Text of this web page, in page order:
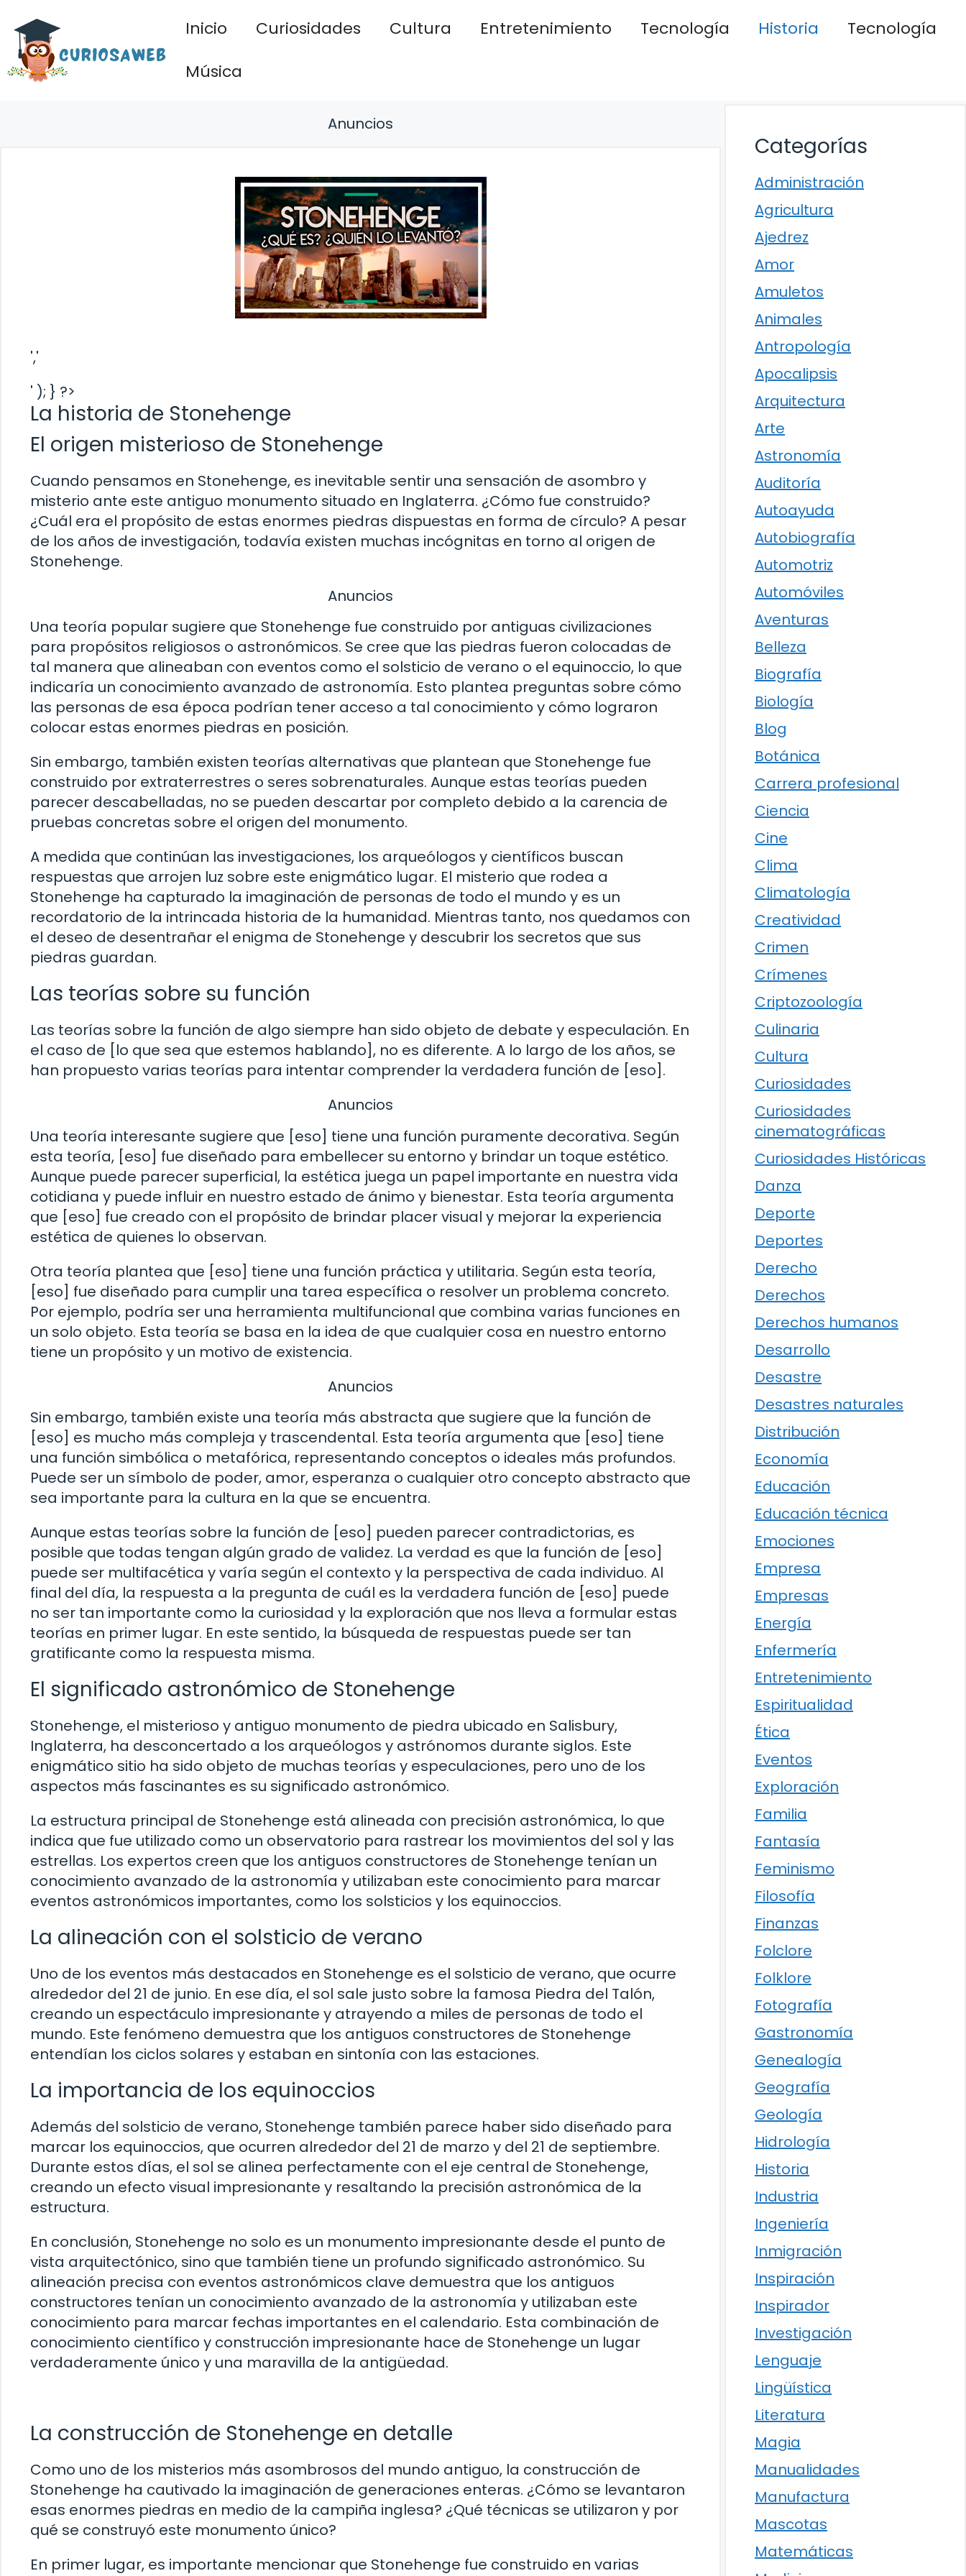
contenido
Inicio Curiosidades Cultura Entretenimiento Tecnología Historia
Tecnología
Música
Anuncios
','
' ); } ?>
La historia de Stonehenge
El origen misterioso de Stonehenge
Cuando pensamos en Stonehenge, es inevitable sentir una sensación de asombro y
misterio ante este antiguo monumento situado en Inglaterra. ¿Cómo fue construido?
¿Cuál era el propósito de estas enormes piedras dispuestas en forma de círculo? A pesar
de los años de investigación, todavía existen muchas incógnitas en torno al origen de
Stonehenge.
Anuncios
Una teoría popular sugiere que Stonehenge fue construido por antiguas civilizaciones
para propósitos religiosos o astronómicos. Se cree que las piedras fueron colocadas de
tal manera que alineaban con eventos como el solsticio de verano o el equinoccio, lo que
indicaría un conocimiento avanzado de astronomía. Esto plantea preguntas sobre cómo
las personas de esa época podrían tener acceso a tal conocimiento y cómo lograron
colocar estas enormes piedras en posición.
Sin embargo, también existen teorías alternativas que plantean que Stonehenge fue
construido por extraterrestres o seres sobrenaturales. Aunque estas teorías pueden
parecer descabelladas, no se pueden descartar por completo debido a la carencia de
pruebas concretas sobre el origen del monumento.
A medida que continúan las investigaciones, los arqueólogos y científicos buscan
respuestas que arrojen luz sobre este enigmático lugar. El misterio que rodea a
Stonehenge ha capturado la imaginación de personas de todo el mundo y es un
recordatorio de la intrincada historia de la humanidad. Mientras tanto, nos quedamos con
el deseo de desentrañar el enigma de Stonehenge y descubrir los secretos que sus
piedras guardan.
Las teorías sobre su función
Las teorías sobre la función de algo siempre han sido objeto de debate y especulación. En
el caso de [lo que sea que estemos hablando], no es diferente. A lo largo de los años, se
han propuesto varias teorías para intentar comprender la verdadera función de [eso].
Anuncios
Una teoría interesante sugiere que [eso] tiene una función puramente decorativa. Según
esta teoría, [eso] fue diseñado para embellecer su entorno y brindar un toque estético.
Aunque puede parecer superficial, la estética juega un papel importante en nuestra vida
cotidiana y puede influir en nuestro estado de ánimo y bienestar. Esta teoría argumenta
que [eso] fue creado con el propósito de brindar placer visual y mejorar la experiencia
estética de quienes lo observan.
Otra teoría plantea que [eso] tiene una función práctica y utilitaria. Según esta teoría,
[eso] fue diseñado para cumplir una tarea específica o resolver un problema concreto.
Por ejemplo, podría ser una herramienta multifuncional que combina varias funciones en
un solo objeto. Esta teoría se basa en la idea de que cualquier cosa en nuestro entorno
tiene un propósito y un motivo de existencia.
Anuncios
Sin embargo, también existe una teoría más abstracta que sugiere que la función de
[eso] es mucho más compleja y trascendental. Esta teoría argumenta que [eso] tiene
una función simbólica o metafórica, representando conceptos o ideales más profundos.
Puede ser un símbolo de poder, amor, esperanza o cualquier otro concepto abstracto que
sea importante para la cultura en la que se encuentra.
Aunque estas teorías sobre la función de [eso] pueden parecer contradictorias, es
posible que todas tengan algún grado de validez. La verdad es que la función de [eso]
puede ser multifacética y varía según el contexto y la perspectiva de cada individuo. Al
final del día, la respuesta a la pregunta de cuál es la verdadera función de [eso] puede
no ser tan importante como la curiosidad y la exploración que nos lleva a formular estas
teorías en primer lugar. En este sentido, la búsqueda de respuestas puede ser tan
gratificante como la respuesta misma.
El significado astronómico de Stonehenge
Stonehenge, el misterioso y antiguo monumento de piedra ubicado en Salisbury,
Inglaterra, ha desconcertado a los arqueólogos y astrónomos durante siglos. Este
enigmático sitio ha sido objeto de muchas teorías y especulaciones, pero uno de los
aspectos más fascinantes es su significado astronómico.
La estructura principal de Stonehenge está alineada con precisión astronómica, lo que
indica que fue utilizado como un observatorio para rastrear los movimientos del sol y las
estrellas. Los expertos creen que los antiguos constructores de Stonehenge tenían un
conocimiento avanzado de la astronomía y utilizaban este conocimiento para marcar
eventos astronómicos importantes, como los solsticios y los equinoccios.
La alineación con el solsticio de verano
Uno de los eventos más destacados en Stonehenge es el solsticio de verano, que ocurre
alrededor del 21 de junio. En ese día, el sol sale justo sobre la famosa Piedra del Talón,
creando un espectáculo impresionante y atrayendo a miles de personas de todo el
mundo. Este fenómeno demuestra que los antiguos constructores de Stonehenge
entendían los ciclos solares y estaban en sintonía con las estaciones.
La importancia de los equinoccios
Además del solsticio de verano, Stonehenge también parece haber sido diseñado para
marcar los equinoccios, que ocurren alrededor del 21 de marzo y del 21 de septiembre.
Durante estos días, el sol se alinea perfectamente con el eje central de Stonehenge,
creando un efecto visual impresionante y resaltando la precisión astronómica de la
estructura.
En conclusión, Stonehenge no solo es un monumento impresionante desde el punto de
vista arquitectónico, sino que también tiene un profundo significado astronómico. Su
alineación precisa con eventos astronómicos clave demuestra que los antiguos
constructores tenían un conocimiento avanzado de la astronomía y utilizaban este
conocimiento para marcar fechas importantes en el calendario. Esta combinación de
conocimiento científico y construcción impresionante hace de Stonehenge un lugar
verdaderamente único y una maravilla de la antigüedad.
La construcción de Stonehenge en detalle
Como uno de los misterios más asombrosos del mundo antiguo, la construcción de
Stonehenge ha cautivado la imaginación de generaciones enteras. ¿Cómo se levantaron
esas enormes piedras en medio de la campiña inglesa? ¿Qué técnicas se utilizaron y por
qué se construyó este monumento único?
En primer lugar, es importante mencionar que Stonehenge fue construido en varias
Categorías
Administración
Agricultura
Ajedrez
Amor
Amuletos
Animales
Antropología
Apocalipsis
Arquitectura
Arte
Astronomía
Auditoría
Autoayuda
Autobiografía
Automotriz
Automóviles
Aventuras
Belleza
Biografía
Biología
Blog
Botánica
Carrera profesional
Ciencia
Cine
Clima
Climatología
Creatividad
Crimen
Crímenes
Criptozoología
Culinaria
Cultura
Curiosidades
Curiosidades
cinematográficas
Curiosidades Históricas
Danza
Deporte
Deportes
Derecho
Derechos
Derechos humanos
Desarrollo
Desastre
Desastres naturales
Distribución
Economía
Educación
Educación técnica
Emociones
Empresa
Empresas
Energía
Enfermería
Entretenimiento
Espiritualidad
Ética
Eventos
Exploración
Familia
Fantasía
Feminismo
Filosofía
Finanzas
Folclore
Folklore
Fotografía
Gastronomía
Genealogía
Geografía
Geología
Hidrología
Historia
Industria
Ingeniería
Inmigración
Inspiración
Inspirador
Investigación
Lenguaje
Lingüística
Literatura
Magia
Manualidades
Manufactura
Mascotas
Matemáticas